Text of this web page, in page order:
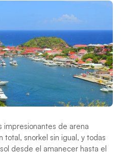
impresionantes de arena
total, snorkel sin igual, y todas
desde el amanecer hasta el